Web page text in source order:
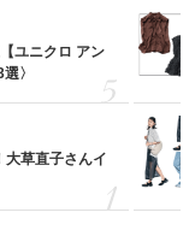
ユニクロ アン
〉
大草直子さんイ